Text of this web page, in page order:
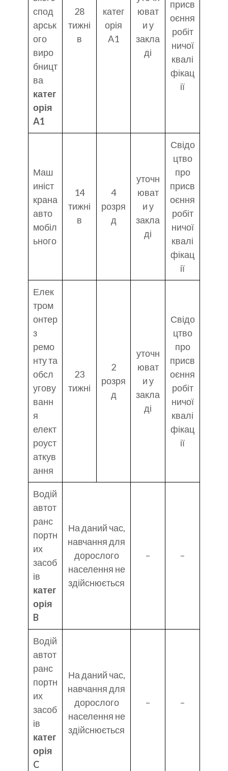
спод
арськ
ого
виро
бницт
ва
катег
орія
A1
28
тижні
в
катег
орія
A1
юват
и у
закла
ді
присв
оєння
робіт
ничої
квалі
фікац
ії
Маш
иніст
крана
авто
мобіл
ьного
14
тижні
в
4
розря
д
уточн
юват
и у
закла
ді
Свідо
цтво
про
присв
оєння
робіт
ничої
квалі
фікац
ії
Елек
тром
онтер
з
ремо
нту та
обсл
угову
ванн
я
елект
роуст
аткув
ання
23
тижні
2
розря
д
уточн
юват
и у
закла
ді
Свідо
цтво
про
присв
оєння
робіт
ничої
квалі
фікац
ії
Водій
автот
ранс
портн
их
засоб
ів
катег
орія
B
На даний час,
навчання для
дорослого
населення не
здійснюється
– –
Водій
автот
ранс
портн
их
засоб
ів
катег
орія
C
На даний час,
навчання для
дорослого
населення не
здійснюється
– –